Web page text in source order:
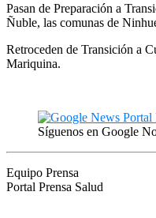
Pasan de Preparación a
Ñuble, las comunas de
Retroceden de Transición a
Mariquina.
Síguenos en Google
Equipo Prensa
Portal Prensa Salud